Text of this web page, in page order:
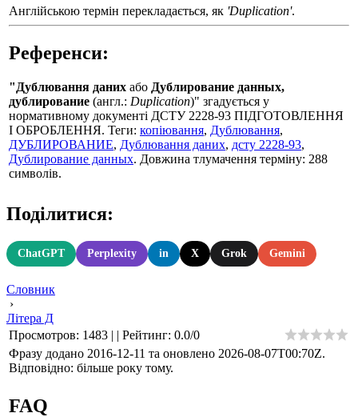
Англійською термін перекладається, як 'Duplication'.
Референси:
"Дублювання даних або Дублирование данных,
дублирование (англ.: Duplication)" згадується у
нормативному документі ДСТУ 2228-93 ПIДГОТОВЛЕННЯ
I ОБРОБЛЕННЯ. Теги: копіювання, Дублювання,
ДУБЛИРОВАНИЕ, Дублювання даних, дсту 2228-93,
Дублирование данных. Довжина тлумачення терміну: 288
символів.
Поділитися:
ChatGPT Perplexity in X Grok Gemini
Словник
›
Літера Д
Просмотров: 1483 | | Рейтинг: 0.0/0
Фразу додано 2016-12-11 та оновлено 2026-08-07T00:70Z.
Відповідно: більше року тому.
FAQ